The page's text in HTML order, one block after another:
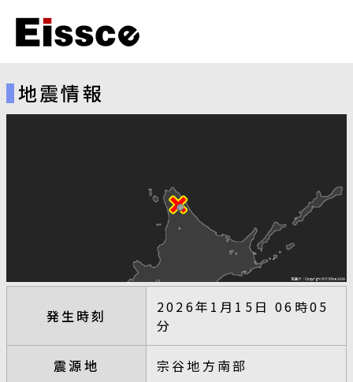
地震情報
発生時刻
2026年1月15日 06時05
分
震源地 宗谷地方南部